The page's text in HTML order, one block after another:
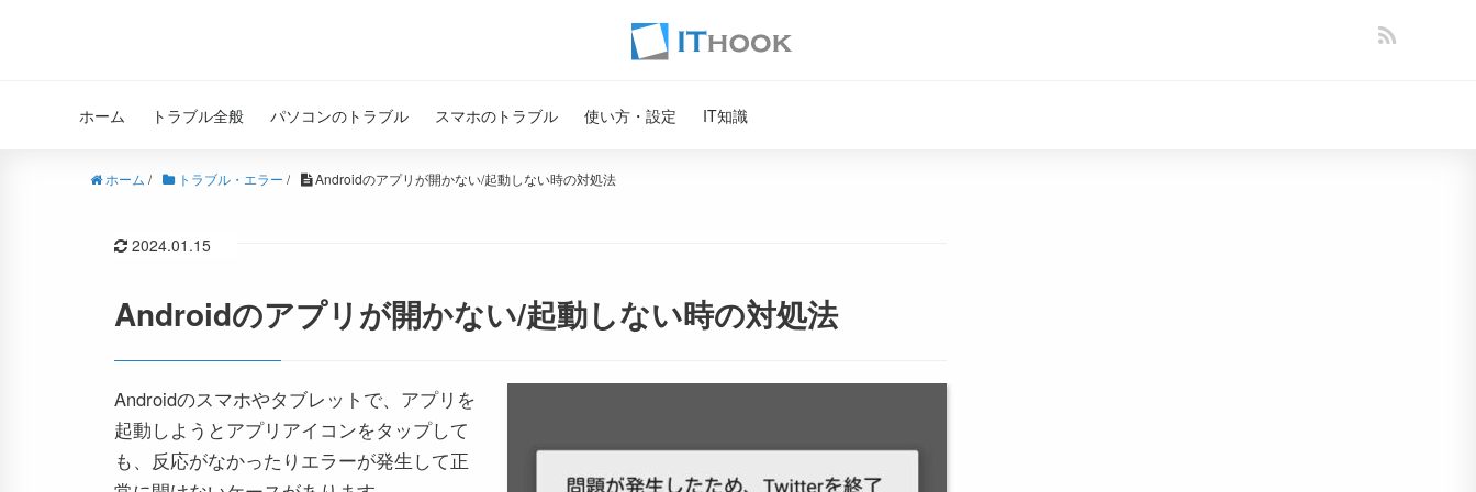
ホーム トラブル全般 パソコンのトラブル スマホのトラブル 使い方・設定 IT知識
ホーム / トラブル・エラー / Androidのアプリが開かない/起動しない時の対処法
2024.01.15
Androidのアプリが開かない/起動しない時の対処法
Androidのスマホやタブレットで、アプリを
起動しようとアプリアイコンをタップして
も、反応がなかったりエラーが発生して正